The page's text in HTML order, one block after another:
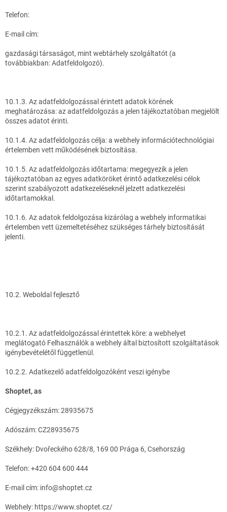
Telefon:
E-mail cím:
gazdasági társaságot, mint webtárhely szolgáltatót (a
továbbiakban: Adatfeldolgozó).
10.1.3. Az adatfeldolgozással érintett adatok körének
meghatározása: az adatfeldolgozás a jelen tájékoztatóban megjelölt
összes adatot érinti.
10.1.4. Az adatfeldolgozás célja: a webhely információtechnológiai
értelemben vett működésének biztosítása.
10.1.5. Az adatfeldolgozás időtartama: megegyezik a jelen
tájékoztatóban az egyes adatköröket érintő adatkezelési célok
szerint szabályozott adatkezeléseknél jelzett adatkezelési
időtartamokkal.
10.1.6. Az adatok feldolgozása kizárólag a webhely informatikai
értelemben vett üzemeltetéséhez szükséges tárhely biztosítását
jelenti.
10.2. Weboldal fejlesztő
10.2.1. Az adatfeldolgozással érintettek köre: a webhelyet
meglátogató Felhasználók a webhely által biztosított szolgáltatások
igénybevételétől függetlenül.
10.2.2. Adatkezelő adatfeldolgozóként veszi igénybe
Shoptet, as
Cégjegyzékszám: 28935675
Adószám: CZ28935675
Székhely: Dvořeckého 628/8, 169 00 Prága 6, Csehország
Telefon: +420 604 600 444
E-mail cím: info@shoptet.cz
Webhely: https://www.shoptet.cz/